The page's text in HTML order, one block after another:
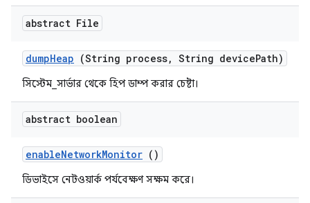
abstract File
dumpHeap (String process, String devicePath)
সিস্টেম_সার্ভার থেকে হিপ ডাম্প করার চেষ্টা।
abstract boolean
enableNetworkMonitor ()
ডিভাইসে নেটওয়ার্ক পর্যবেক্ষণ সক্ষম করে।